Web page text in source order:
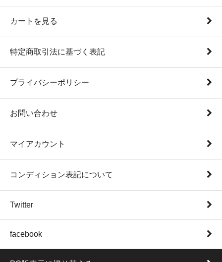
カートを見る
特定商取引法に基づく表記
プライバシーポリシー
お問い合わせ
マイアカウント
コンディション表記について
Twitter
facebook